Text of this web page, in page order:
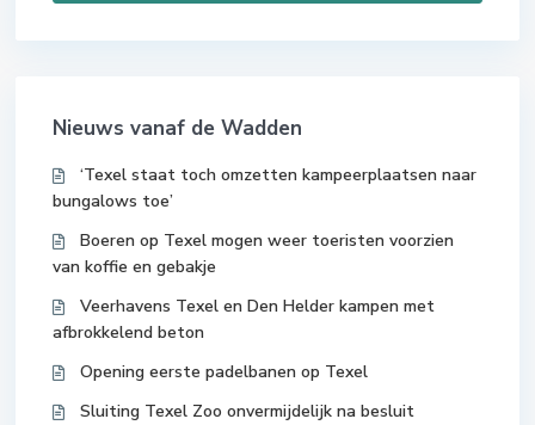
Nieuws vanaf de Wadden
‘Texel staat toch omzetten kampeerplaatsen naar
bungalows toe’
Boeren op Texel mogen weer toeristen voorzien
van koffie en gebakje
Veerhavens Texel en Den Helder kampen met
afbrokkelend beton
Opening eerste padelbanen op Texel
Sluiting Texel Zoo onvermijdelijk na besluit